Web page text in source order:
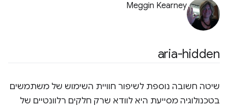
Meggin Kearney
aria-hidden
שיטה חשובה נוספת לשיפור חוויית השימוש של משתמשים
בטכנולוגיה מסייעת היא לוודא שרק חלקים רלוונטיים של